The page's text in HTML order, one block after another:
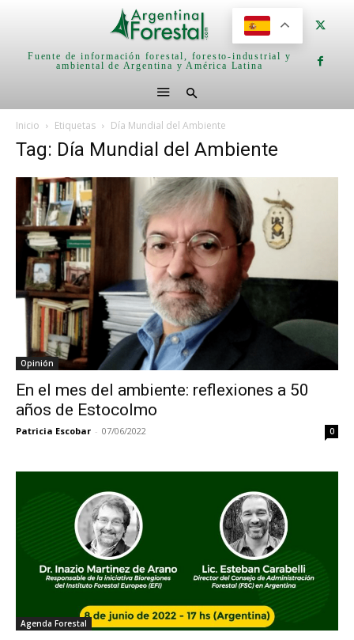
Fuente de información forestal, foresto-industrial y
ambiental de Argentina y América Latina
Inicio Etiquetas Día Mundial del Ambiente
Tag: Día Mundial del Ambiente
Opinión
En el mes del ambiente: reflexiones a 50
años de Estocolmo
Patricia Escobar - 07/06/2022 0
Agenda Forestal